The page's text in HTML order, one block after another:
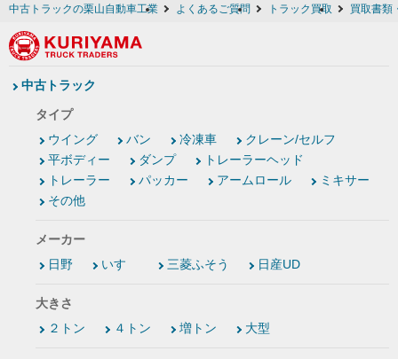
中古トラックの栗山自動車工業 よくあるご質問 トラック買取 買取書類
中古トラック
タイプ
ウイング
バン 冷凍車
クレーン/セルフ
平ボディー
ダンプ
トレーラーヘッド
トレーラー
パッカー アームロール
ミキサー
その他
メーカー
日野
いすゞ 三菱ふそう 日産UD
大きさ
２トン
４トン 増トン 大型